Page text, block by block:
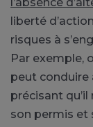
l’absence
liberté
risques à
Par exemple,
peut conduire
précisant
son permis et